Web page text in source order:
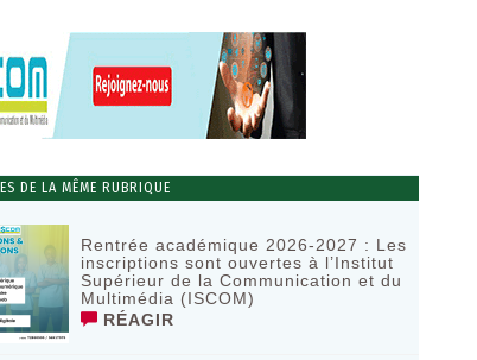
DE LA MÊME RUBRIQUE
Rentrée académique 2026-2027 : Les
inscriptions sont ouvertes à l’Institut
Supérieur de la Communication et du
Multimédia (ISCOM)
RÉAGIR